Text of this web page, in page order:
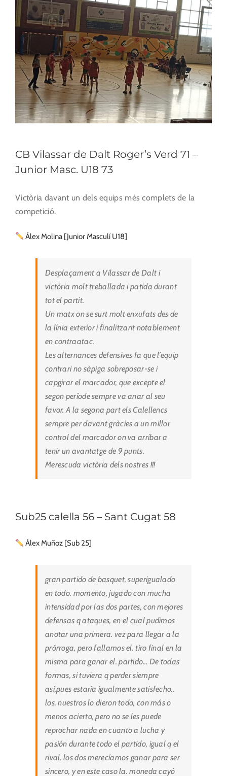
CB Vilassar de Dalt Roger’s Verd 71 –
Junior Masc. U18 73
Victòria davant un dels equips més complets de la
competició.
Álex Molina [Junior Masculí U18]
Desplaçament a Vilassar de Dalt i
victòria molt treballada i patida durant
tot el partit.
Un matx on se surt molt enxufats des de
la línia exterior i finalitzant notablement
en contraatac.
Les alternances defensives fa que l’equip
contrari no sàpiga sobreposar-se i
capgirar el marcador, que excepte el
segon període sempre va anar al seu
favor. A la segona part els Calellencs
sempre per davant gràcies a un millor
control del marcador on va arribar a
tenir un avantatge de 9 punts.
Merescuda victòria dels nostres !!!
Sub25 calella 56 – Sant Cugat 58
Álex Muñoz [Sub 25]
gran partido de basquet, superigualado
en todo. momento, jugado con mucha
intensidad por las dos partes, con mejores
defensas q ataques, en el cual pudimos
anotar una primera. vez para llegar a la
prórroga, pero fallamos el. tiro final en la
misma para ganar el. partido… De todas
formas, si tuviera q perder siempre
así,pues estaría igualmente satisfecho..
los. nuestros lo dieron todo, con más o
menos acierto, pero no se les puede
reprochar nada en cuanto a lucha y
pasión durante todo el partido, igual q el
rival, los dos merecíamos ganar para ser
sincero, y en este caso la. moneda cayó